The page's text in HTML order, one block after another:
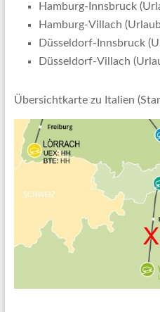
Hamburg-Innsbruck
Hamburg-Villach
Düsseldorf-Innsbruck
Düsseldorf-Villach
Übersichtkarte zu Italien